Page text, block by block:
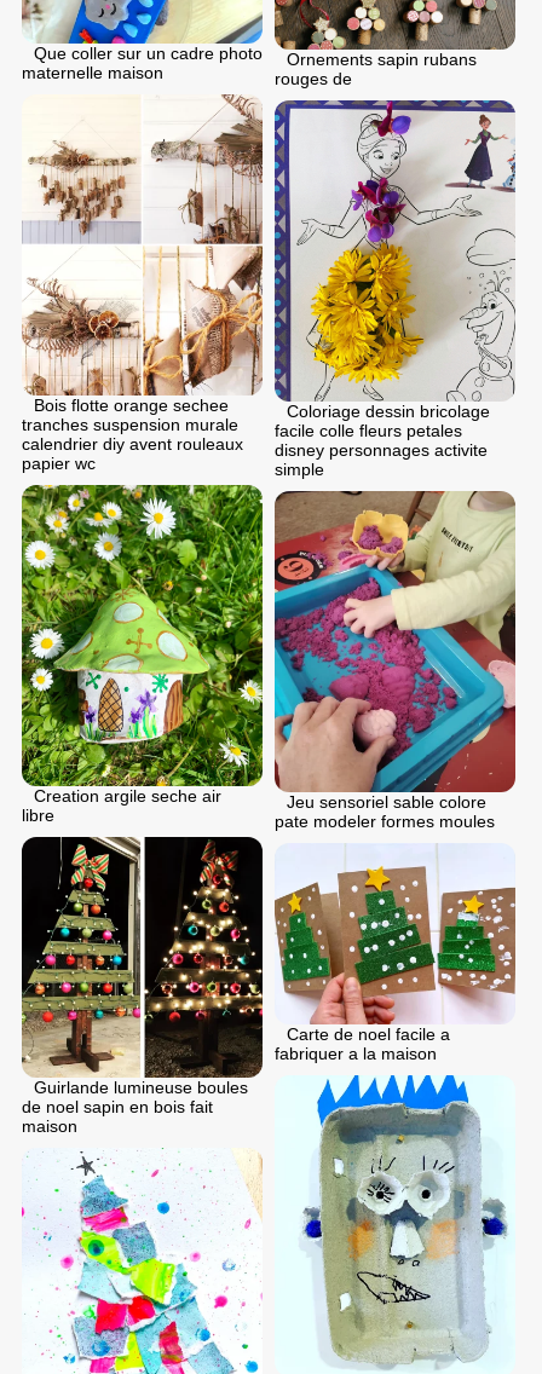
Que coller sur un cadre photo
maternelle maison
Ornements sapin rubans
rouges de
Bois flotte orange sechee
tranches suspension murale
calendrier diy avent rouleaux
papier wc
Coloriage dessin bricolage
facile colle fleurs petales
disney personnages activite
simple
Creation argile seche air
libre
Jeu sensoriel sable colore
pate modeler formes moules
Guirlande lumineuse boules
de noel sapin en bois fait
maison
Carte de noel facile a
fabriquer a la maison